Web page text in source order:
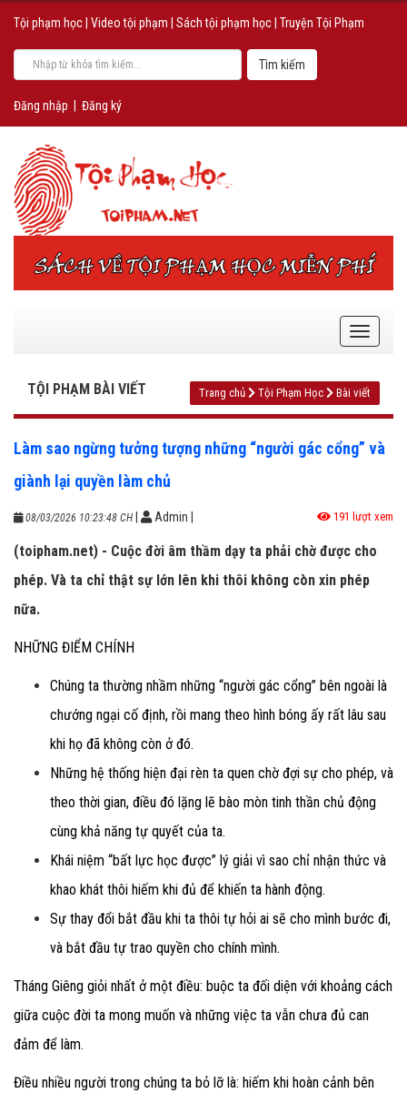
Tội phạm học Video tội phạm Sách tội phạm học Truyện Tội Phạm
Đăng nhập Đăng ký
TỘI PHẠM BÀI VIẾT Trang chủ Tội Phạm Học Bài viết
Làm sao ngừng tưởng tượng những “người gác cổng” và
giành lại quyền làm chủ
08/03/2026 10:23:48 CH Admin 191 lượt xem
(toipham.net) - Cuộc đời âm thầm dạy ta phải chờ được cho
phép. Và ta chỉ thật sự lớn lên khi thôi không còn xin phép
nữa.
NHỮNG ĐIỂM CHÍNH
Chúng ta thường nhầm những “người gác cổng” bên ngoài là
chướng ngại cố định, rồi mang theo hình bóng ấy rất lâu sau
khi họ đã không còn ở đó.
Những hệ thống hiện đại rèn ta quen chờ đợi sự cho phép, và
theo thời gian, điều đó lặng lẽ bào mòn tinh thần chủ động
cùng khả năng tự quyết của ta.
Khái niệm “bất lực học được” lý giải vì sao chỉ nhận thức và
khao khát thôi hiếm khi đủ để khiến ta hành động.
Sự thay đổi bắt đầu khi ta thôi tự hỏi ai sẽ cho mình bước đi,
và bắt đầu tự trao quyền cho chính mình.
Tháng Giêng giỏi nhất ở một điều: buộc ta đối diện với khoảng cách
giữa cuộc đời ta mong muốn và những việc ta vẫn chưa đủ can
đảm để làm.
Điều nhiều người trong chúng ta bỏ lỡ là: hiếm khi hoàn cảnh bên